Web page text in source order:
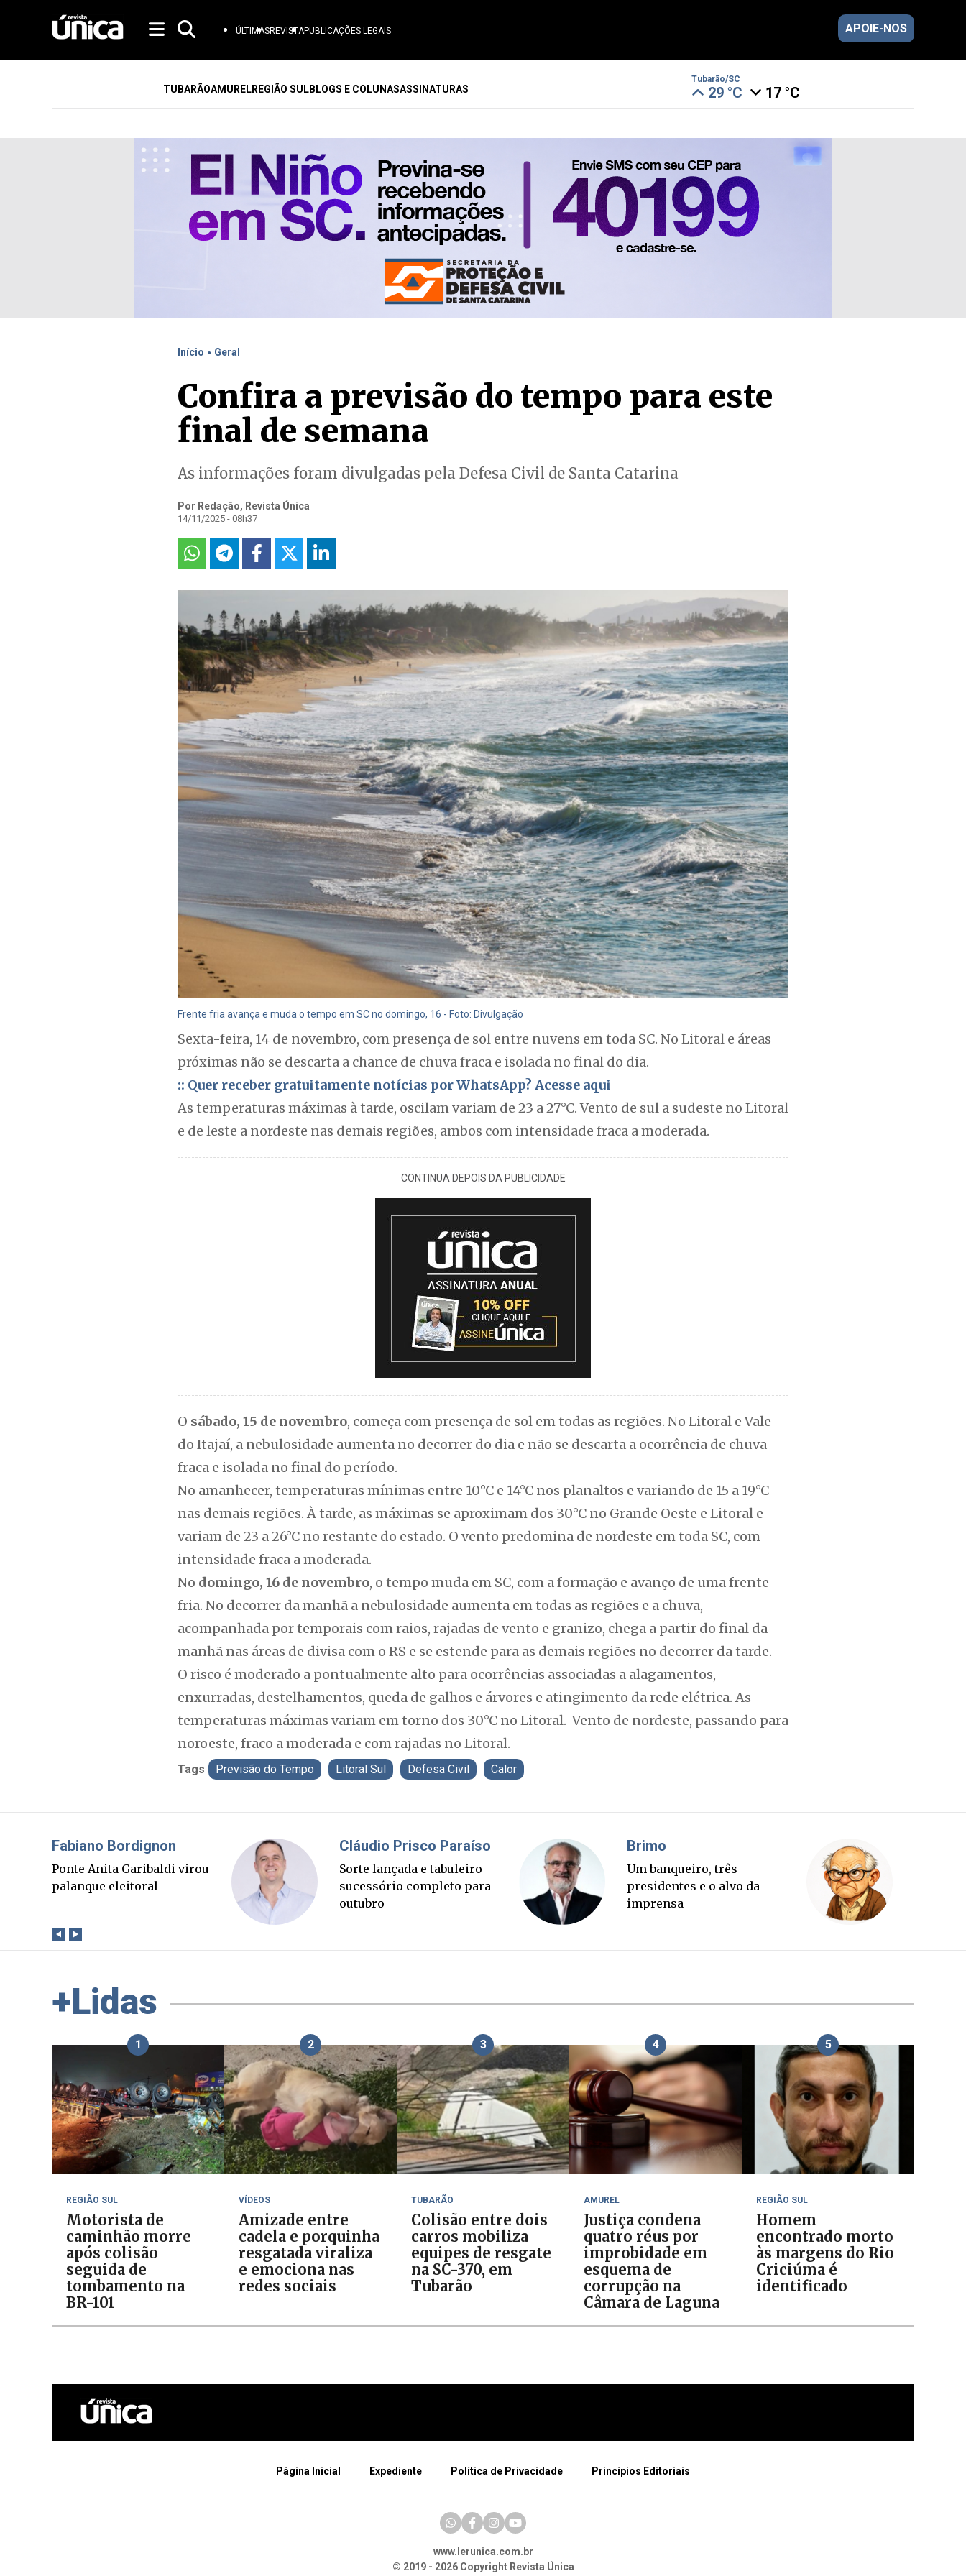
ÚLTIMASREVISTAPUBLICAÇÕES LEGAIS APOIE-NOS
TUBARÃOAMURELREGIÃO SULBLOGS E COLUNASASSINATURAS
Tubarão/SC
29 °C 17 °C
Início . Geral
Confira a previsão do tempo para este
final de semana
As informações foram divulgadas pela Defesa Civil de Santa Catarina
Por Redação, Revista Única
14/11/2025 - 08h37
Frente fria avança e muda o tempo em SC no domingo, 16 - Foto: Divulgação
Sexta-feira, 14 de novembro, com presença de sol entre nuvens em toda SC. No Litoral e áreas
próximas não se descarta a chance de chuva fraca e isolada no final do dia.
:: Quer receber gratuitamente notícias por WhatsApp? Acesse aqui
As temperaturas máximas à tarde, oscilam variam de 23 a 27°C. Vento de sul a sudeste no Litoral
e de leste a nordeste nas demais regiões, ambos com intensidade fraca a moderada.
CONTINUA DEPOIS DA PUBLICIDADE
O sábado, 15 de novembro, começa com presença de sol em todas as regiões. No Litoral e Vale
do Itajaí, a nebulosidade aumenta no decorrer do dia e não se descarta a ocorrência de chuva
fraca e isolada no final do período.
No amanhecer, temperaturas mínimas entre 10°C e 14°C nos planaltos e variando de 15 a 19°C
nas demais regiões. À tarde, as máximas se aproximam dos 30°C no Grande Oeste e Litoral e
variam de 23 a 26°C no restante do estado. O vento predomina de nordeste em toda SC, com
intensidade fraca a moderada.
No domingo, 16 de novembro, o tempo muda em SC, com a formação e avanço de uma frente
fria. No decorrer da manhã a nebulosidade aumenta em todas as regiões e a chuva,
acompanhada por temporais com raios, rajadas de vento e granizo, chega a partir do final da
manhã nas áreas de divisa com o RS e se estende para as demais regiões no decorrer da tarde.
O risco é moderado a pontualmente alto para ocorrências associadas a alagamentos,
enxurradas, destelhamentos, queda de galhos e árvores e atingimento da rede elétrica. As
temperaturas máximas variam em torno dos 30°C no Litoral. Vento de nordeste, passando para
noroeste, fraco a moderada e com rajadas no Litoral.
Tags Previsão do Tempo Litoral Sul Defesa Civil Calor
Misael Elias
O Boato corre mais rápido
que a verdade. Mas quem
Fabiano Bordignon
Ponte Anita Garibaldi virou
palanque eleitoral
Cláudio Prisco Paraíso
Sorte lançada e tabuleiro
sucessório completo para
outubro
+Lidas
1
REGIÃO SUL
Motorista de
caminhão morre
após colisão
seguida de
tombamento na
BR-101
2
VÍDEOS
Amizade entre
cadela e porquinha
resgatada viraliza
e emociona nas
redes sociais
3
TUBARÃO
Colisão entre dois
carros mobiliza
equipes de resgate
na SC-370, em
Tubarão
4
AMUREL
Justiça condena
quatro réus por
improbidade em
esquema de
corrupção na
Câmara de Laguna
5
REGIÃO SUL
Homem
encontrado morto
às margens do Rio
Criciúma é
identificado
Página Inicial Expediente Política de Privacidade Princípios Editoriais
www.lerunica.com.br
© 2019 - 2026 Copyright Revista Única